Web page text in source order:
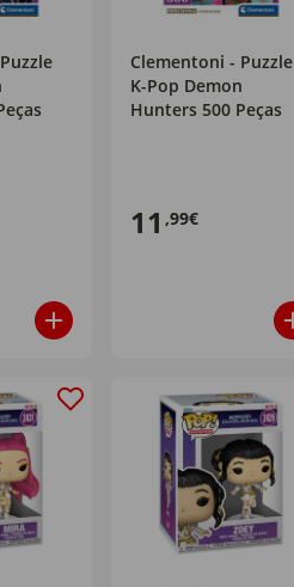
Clementoni - Puzzle
K-Pop Demon
Hunters 500 Peças
11 ,99€